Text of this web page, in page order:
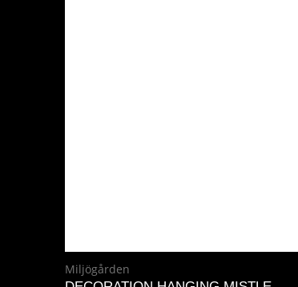
Miljögården